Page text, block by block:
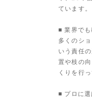
ています。
■ 業界でも
多くのシ
いう責任
置や枝の
くりを行
■ プロに